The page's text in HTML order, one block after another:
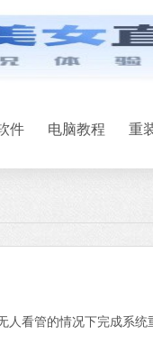
件 电脑教程 重
看管的情况下完成系统